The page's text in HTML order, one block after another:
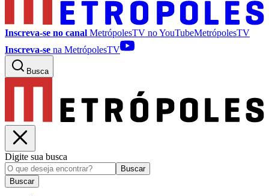
Inscreva-se no canal MetrópolesTV noYouTubeMetrópolesTV
Inscreva-se na MetrópolesTV
Busca
Digite sua busca
Buscar
Buscar